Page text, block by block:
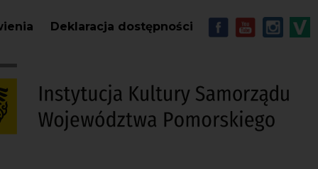
Deklaracja dostępności MENU -